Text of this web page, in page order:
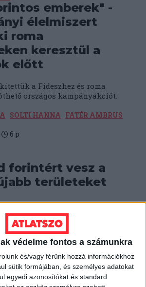
védelme fontos a számunkra
és/vagy férünk hozzá információkhoz
sütik formájában, és személyes adatokat
egyedi azonosítókat és standard
emberek" -
élelmiszert
roma
keresztül a
előtt
a Fideszhez és roma
országos kampányakciót.
SOLTI HANNA FATÉR AMBRUS
6 p
forintért vesz a
területeket
lakóövezetek felé terjeszkedik Gödön,
napelemparkot létesítsen. Az
Bence egykori ügyvédi irodája
2026. április 2. 5p